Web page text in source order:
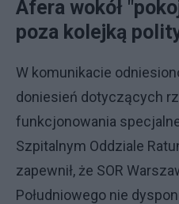
Afera wokół
poza kolejką
W komunikacie
doniesień dotyczących
funkcjonowania
Szpitalnym Oddziale
zapewnił, że SOR
Południowego nie